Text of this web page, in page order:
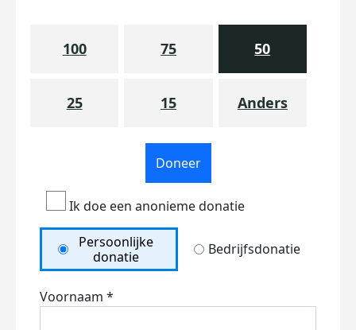
100 75 50
25 15 Anders
Doneer
Ik doe een anonieme donatie
Persoonlijke
donatie
Bedrijfsdonatie
Voornaam *